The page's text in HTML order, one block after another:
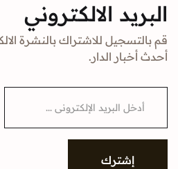
البريد الالكتروني
قم بالتسجيل للاشتراك بالنشرة
أحدث أخبار الدار.
i
إشترك